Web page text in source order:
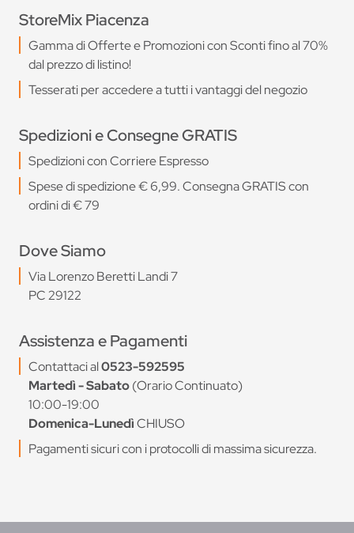
StoreMix Piacenza
Gamma di Offerte e Promozioni con Sconti fino al 70%
dal prezzo di listino!
Tesserati per accedere a tutti i vantaggi del negozio
Spedizioni e Consegne GRATIS
Spedizioni con Corriere Espresso
Spese di spedizione € 6,99. Consegna GRATIS con
ordini di € 79
Dove Siamo
Via Lorenzo Beretti Landi 7
PC 29122
Assistenza e Pagamenti
Contattaci al0523-592595
Martedì - Sabato(Orario Continuato)
10:00-19:00
Domenica-LunedìCHIUSO
Pagamenti sicuri con i protocolli di massima sicurezza.